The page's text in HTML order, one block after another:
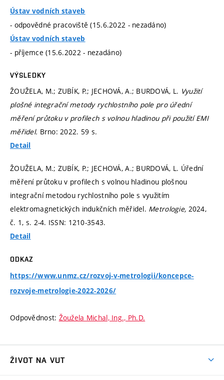
Ústav vodních staveb
- odpovědné pracoviště (15.6.2022 - nezadáno)
Ústav vodních staveb
- příjemce (15.6.2022 - nezadáno)
VÝSLEDKY
ŽOUŽELA, M.; ZUBÍK, P.; JECHOVÁ, A.; BURDOVÁ, L. Využití
plošné integrační metody rychlostního pole pro úřední
měření průtoku v profilech s volnou hladinou při použití EMI
měřidel. Brno: 2022. 59 s.
Detail
ŽOUŽELA, M.; ZUBÍK, P.; JECHOVÁ, A.; BURDOVÁ, L. Úřední
měření průtoku v profilech s volnou hladinou plošnou
integrační metodou rychlostního pole s využitím
elektromagnetických indukčních měřidel. Metrologie, 2024,
č. 1, s. 2-4. ISSN: 1210-3543.
Detail
ODKAZ
https://www.unmz.cz/rozvoj-v-metrologii/koncepce-
rozvoje-metrologie-2022-2026/
Odpovědnost: Žoužela Michal, Ing., Ph.D.
ŽIVOT NA VUT